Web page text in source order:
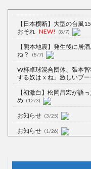
【日本横断】大型の台風
おそれ NEW! (8/7)
【熊本地震】発生後に居
ね？
(8/7)
W杯卓球混合団体、張本
する奴はｘね」激しいブー
【初激白】松岡昌宏が語
め (12/3)
お知らせ (3/25)
お知らせ (1/26)